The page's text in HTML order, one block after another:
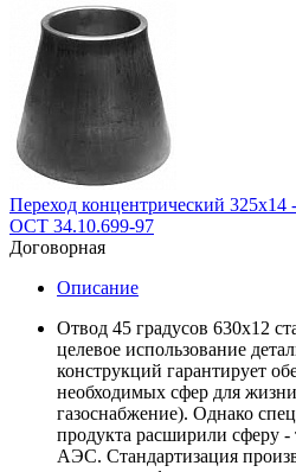
Переход концентрический
ОСТ 34.10.699-97
Договорная
Описание
Отвод 45 градусов 630х12
целевое использование
конструкций гарантирует
необходимых сфер для
газоснабжение). Однако
продукта расширили сферу -
АЭС. Стандартизация